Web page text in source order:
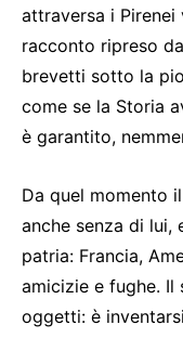
attraversa i Pirenei
racconto ripreso
brevetti sotto la
come se la Storia
è garantito,
Da quel momento
anche senza di lui,
patria: Francia,
amicizie e fughe. Il
oggetti: è